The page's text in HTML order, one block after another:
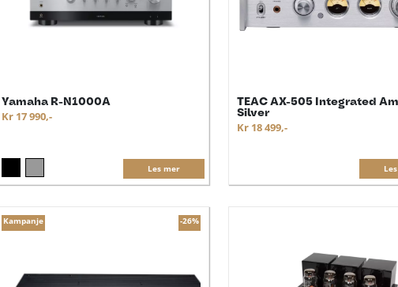
Yamaha R-N1000A
Kr 17 990,-
Les mer
TEAC AX-505 Integrated
Silver
Kr 18 499,-
Kampanje -26%